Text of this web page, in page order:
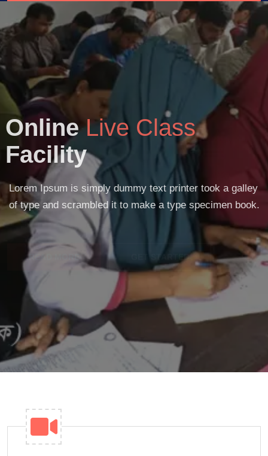
OnlineLive Class
Facility
Lorem Ipsum is simply dummy text printer took a galley
of type and scrambled it to make a type specimen book.
READ MORE GET STARTED